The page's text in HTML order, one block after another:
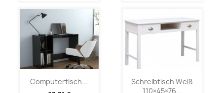
Computertisch...
Schreibtisch Weiß
110×45×76...